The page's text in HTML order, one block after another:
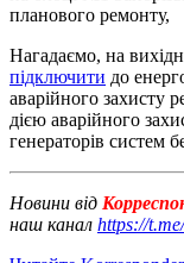
планового ремонту,
Нагадаємо, на
підключити до
аварійного захисту
дією аварійного
генераторів систем
Новини від
наш канал https://